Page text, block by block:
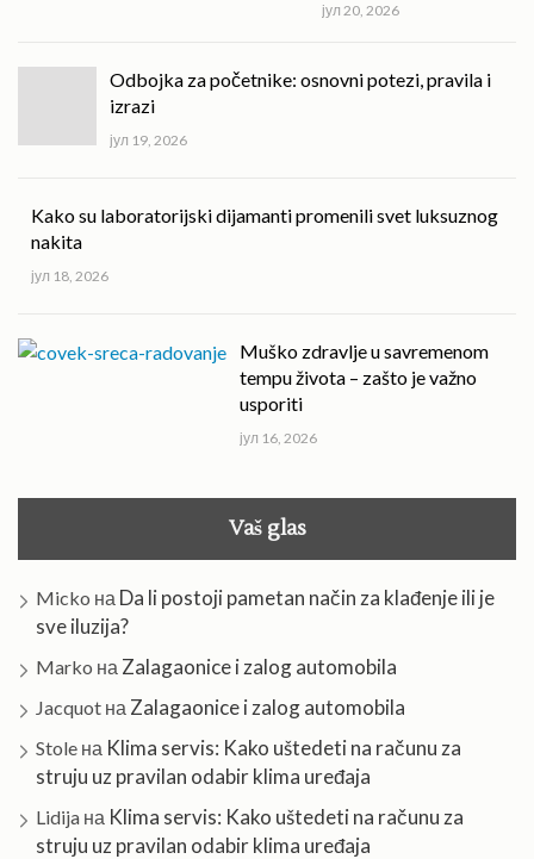
јул 20, 2026
Odbojka za početnike: osnovni potezi, pravila i
izrazi
јул 19, 2026
Kako su laboratorijski dijamanti promenili svet luksuznog
nakita
јул 18, 2026
Muško zdravlje u savremenom
tempu života – zašto je važno
usporiti
јул 16, 2026
Vaš glas
Micko на Da li postoji pametan način za klađenje ili je
sve iluzija?
Marko на Zalagaonice i zalog automobila
Jacquot на Zalagaonice i zalog automobila
Stole на Klima servis: Kako uštedeti na računu za
struju uz pravilan odabir klima uređaja
Lidija на Klima servis: Kako uštedeti na računu za
struju uz pravilan odabir klima uređaja